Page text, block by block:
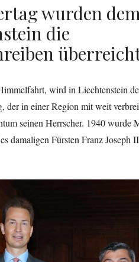
wurden
die
wird in Liechtenstein
der in einer Region mit weit
seinen Herrscher. 1940 wurde
damaligen Fürsten Franz Joseph